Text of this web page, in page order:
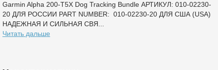
Garmin Alpha 200-T5X Dog Tracking Bundle АРТИКУЛ: 010-02230-
20 ДЛЯ РОССИИ PART NUMBER: 010-02230-20 ДЛЯ США (USA)
НАДЕЖНАЯ И СИЛЬНАЯ СВЯ...
Читать дальше